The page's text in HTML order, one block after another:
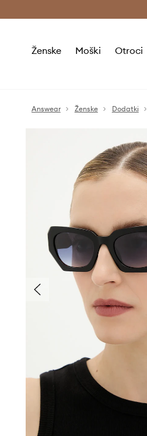
Ženske Moški Otroci
Answear Ženske Dodatki